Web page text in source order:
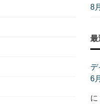
8
最
デ
6
に